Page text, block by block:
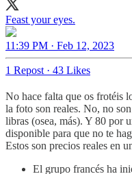
Feast your eyes.
11:39 PM · Feb 12, 2023
1 Repost · 43 Likes
No hace falta que os frotéis
la foto son reales. No, no
libras (osea, más). Y 80 por
disponible para que no te
Estos son precios reales en
El grupo francés ha